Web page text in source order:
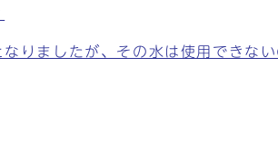
りましたが、その水は使用できない